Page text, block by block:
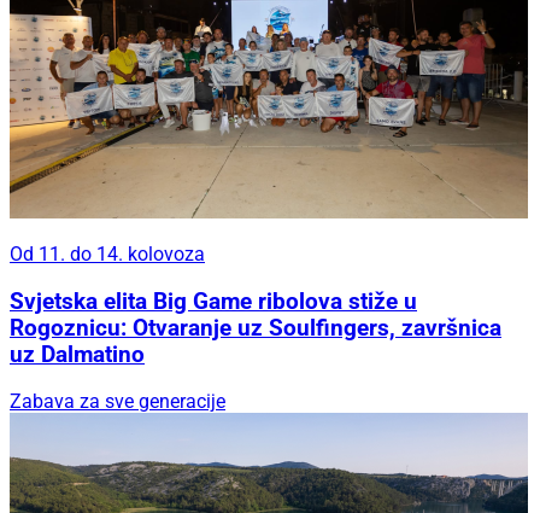
Od 11. do 14. kolovoza
Svjetska elita Big Game ribolova stiže u
Rogoznicu: Otvaranje uz Soulfingers, završnica
uz Dalmatino
Zabava za sve generacije